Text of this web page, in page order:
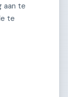
aan te
te